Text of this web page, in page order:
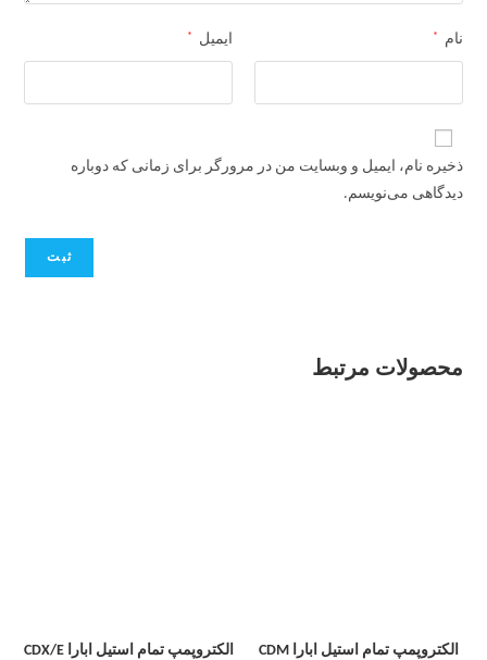
نام * ایمیل *
ذخیره نام، ایمیل و وبسایت من در مرورگر برای زمانی که دوباره
دیدگاهی می‌نویسم.
محصولات مرتبط
الکتروپمپ تمام استیل ابارا CDM
الکتروپمپ تمام استیل ابارا CDX/E